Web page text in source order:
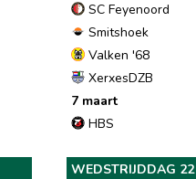
SC Feyenoord
Smitshoek
Valken '68
XerxesDZB
7 maart
HBS
WEDSTRIJDDAG 22